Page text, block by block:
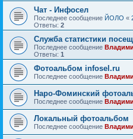
Чат - Инфосел
Последнее сообщение ЙОЛО «
Ответы: 2
Служба статистики
Последнее сообщение
Ответы: 1
Фотоальбом infosel.ru
Последнее сообщение
Наро-Фоминский
Последнее сообщение
Локальный фотоальбом
Последнее сообщение